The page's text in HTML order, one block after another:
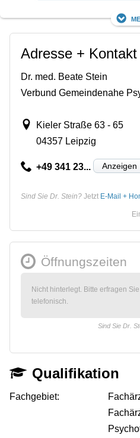
Adresse + Kontakt
Dr. med. Beate Stein
Verbund Gemeindenahe
Kieler Straße 63 - 65
04357 Leipzig
+49 341 23... Anzeigen
Sind Sie Dr. Stein? Jetzt E-Mail +
Öffnungszeiten
Nicht hinterlegt. Bitte erfragen
telefonisch.
Sind Sie Dr.
Qualifikation
Fachgebiet: